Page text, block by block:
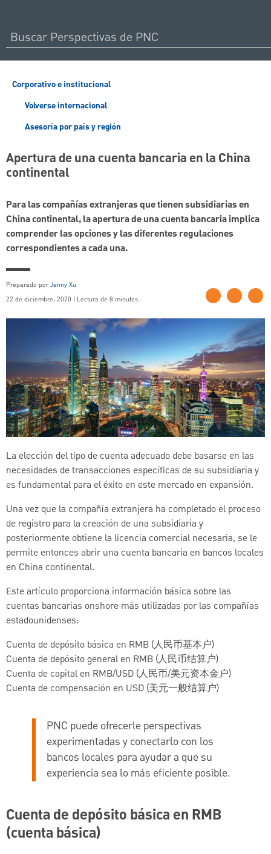
Corporativo e institucional
Volverse internacional
Asesoría por país y región
Apertura de una cuenta bancaria en la China
continental
Para las compañías extranjeras que tienen subsidiarias en
China continental, la apertura de una cuenta bancaria implica
comprender las opciones y las diferentes regulaciones
correspondientes a cada una.
Preparado porJenny Xu
22 de diciembre, 2020 | Lectura de 8 minutos
La elección del tipo de cuenta adecuado debe basarse en las
necesidades de transacciones específicas de su subsidiaria y
es fundamental para el éxito en este mercado en expansión.
Una vez que la compañía extranjera ha completado el proceso
de registro para la creación de una subsidiaria y
posteriormente obtiene la licencia comercial necesaria, se le
permite entonces abrir una cuenta bancaria en bancos locales
en China continental.
Este artículo proporciona información básica sobre las
cuentas bancarias onshore más utilizadas por las compañías
estadounidenses:
Cuenta de depósito básica en RMB (人民币基本户)
Cuenta de depósito general en RMB (人民币结算户)
Cuenta de capital en RMB/USD (人民币/美元资本金户)
Cuenta de compensación en USD (美元一般结算户)
PNC puede ofrecerle perspectivas
experimentadas y conectarlo con los
bancos locales para ayudar a que su
experiencia sea lo más eficiente posible.
Cuenta de depósito básica en RMB
(cuenta básica)